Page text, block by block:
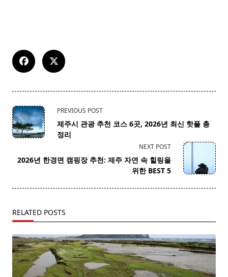
<span
class="nav-
subtitle
reader-
PREVIOUS POST
제주시 관광 추천 코스 6곳, 2026년 최신 핫플 총
정리
NEXT POST
2026년 한경면 캠핑장 추천: 제주 자연 속 힐링을
위한 BEST 5
RELATED POSTS